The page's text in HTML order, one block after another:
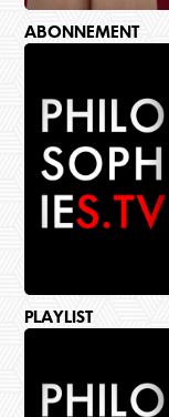
ABONNEMENT
PLAYLIST